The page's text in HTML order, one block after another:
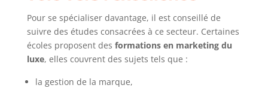
Pour se spécialiser davantage, il est conseillé de
suivre des études consacrées à ce secteur. Certaines
écoles proposent des formations en marketing du
luxe, elles couvrent des sujets tels que :
la gestion de la marque,